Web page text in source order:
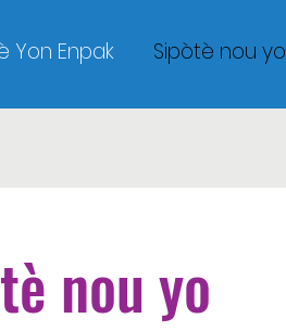
Yon Enpak Sipòtè nou yo
nou yo